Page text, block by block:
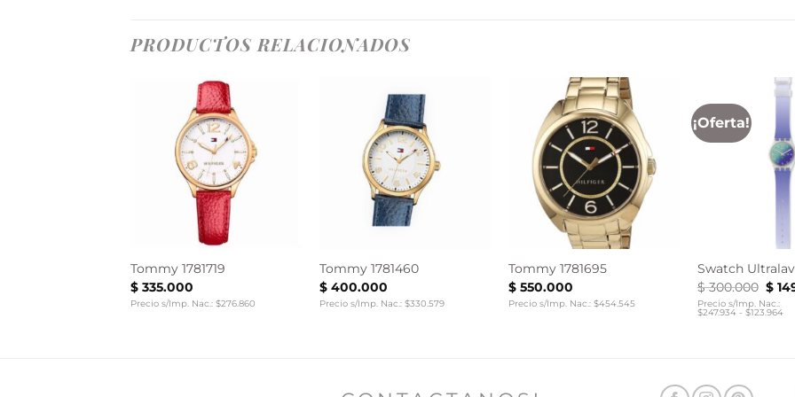
PRODUCTOS RELACIONADOS
Tommy 1781719
$335.000
Precio s/Imp. Nac.: $276.860
Tommy 1781460
$400.000
Precio s/Imp. Nac.: $330.579
Tommy 1781695
$550.000
Precio s/Imp. Nac.: $454.545
¡Oferta!
Swatch
$300.000 El
$
Precio s/Imp. Nac.:
$247.934 - $123.964